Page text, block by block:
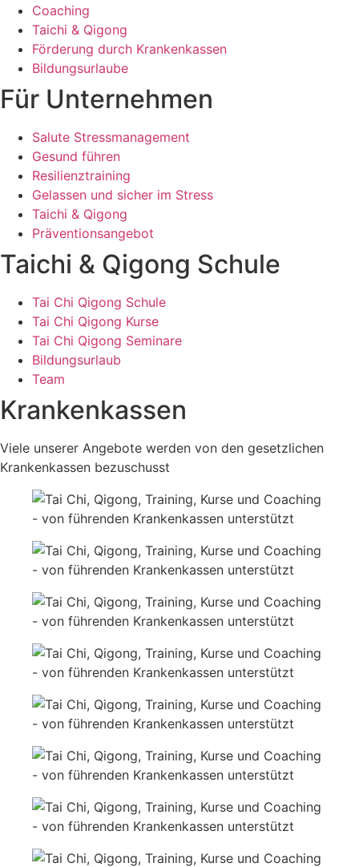
Coaching
Taichi & Qigong
Förderung durch Krankenkassen
Bildungsurlaube
Für Unternehmen
Salute Stressmanagement
Gesund führen
Resilienztraining
Gelassen und sicher im Stress
Taichi & Qigong
Präventionsangebot
Taichi & Qigong Schule
Tai Chi Qigong Schule
Tai Chi Qigong Kurse
Tai Chi Qigong Seminare
Bildungsurlaub
Team
Krankenkassen
Viele unserer Angebote werden von den gesetzlichen
Krankenkassen bezuschusst